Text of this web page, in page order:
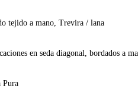
tejido a mano, Trevira / lana
en seda diagonal, bordados a
Pura